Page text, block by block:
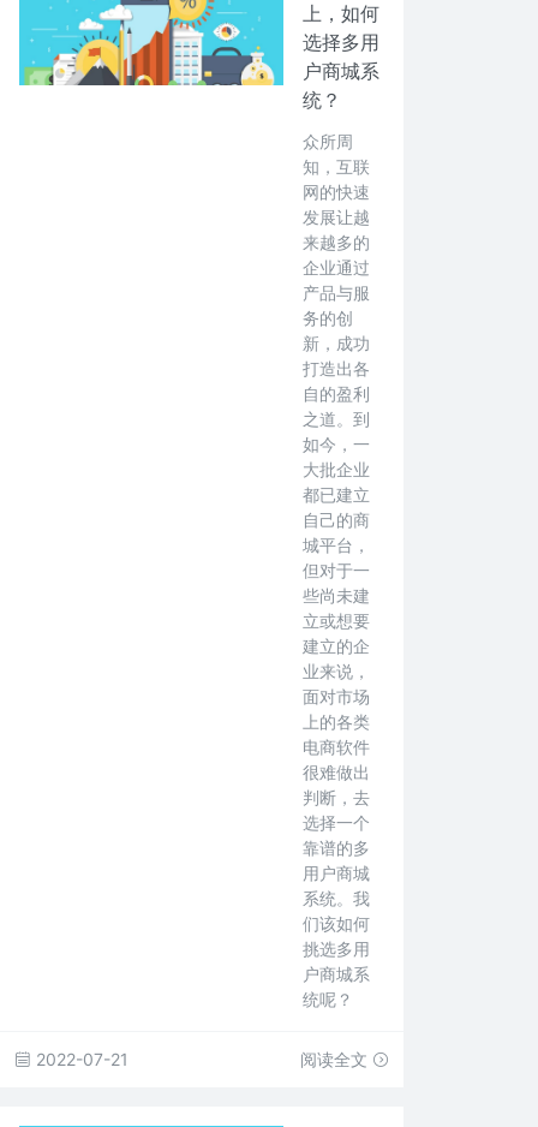
上，如何
选择多用
户商城系
统？
众所周
知，互联
网的快速
发展让越
来越多的
企业通过
产品与服
务的创
新，成功
打造出各
自的盈利
之道。到
如今，一
大批企业
都已建立
自己的商
城平台，
但对于一
些尚未建
立或想要
建立的企
业来说，
面对市场
上的各类
电商软件
很难做出
判断，去
选择一个
靠谱的多
用户商城
系统。我
们该如何
挑选多用
户商城系
统呢？
2022-07-21 阅读全文